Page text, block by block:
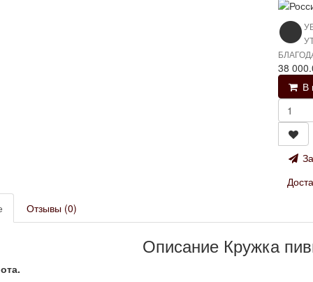
38
В
Отзывы (0)
Описание Кружка